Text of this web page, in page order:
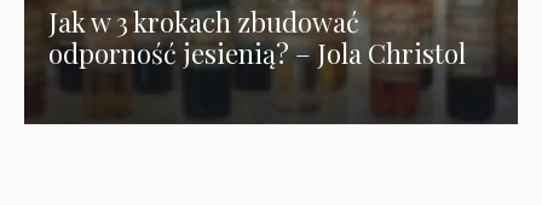
Jak w 3 krokach zbudować
odporność jesienią? – Jola Christol